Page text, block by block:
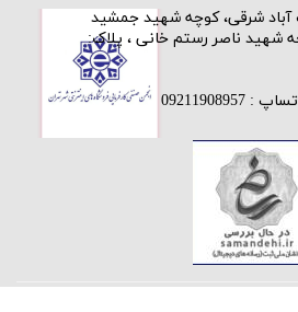
آباد شرقی، کوچه شهید جمشید
شهید ناصر رستم خانی ، پلاک: